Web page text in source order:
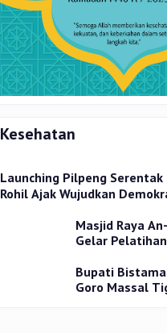
Kesehatan
Launching Pilpeng
Rohil Ajak Wujudkan
Masjid Raya
Gelar Pelatihan
Langsung
Bupati
Goro Massal